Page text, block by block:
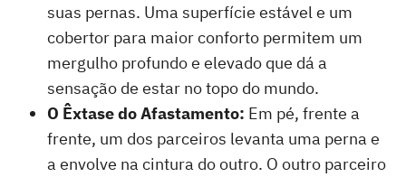
suas pernas. Uma superfície estável e um
cobertor para maior conforto permitem um
mergulho profundo e elevado que dá a
sensação de estar no topo do mundo.
O Êxtase do Afastamento: Em pé, frente a
frente, um dos parceiros levanta uma perna e
a envolve na cintura do outro. O outro parceiro